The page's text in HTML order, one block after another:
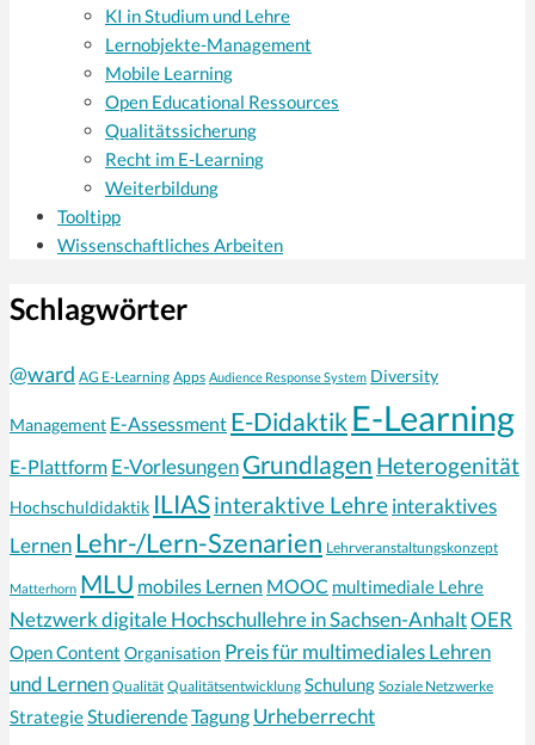
KI in Studium und Lehre
Lernobjekte-Management
Mobile Learning
Open Educational Ressources
Qualitätssicherung
Recht im E-Learning
Weiterbildung
Tooltipp
Wissenschaftliches Arbeiten
Schlagwörter
@ward AG E-Learning Apps Audience Response System Diversity
Management E-Assessment E-Didaktik E-Learning
E-Plattform E-Vorlesungen Grundlagen Heterogenität
Hochschuldidaktik ILIASinteraktive Lehreinteraktives
LernenLehr-/Lern-Szenarien Lehrveranstaltungskonzept
Matterhorn MLU mobiles Lernen MOOC multimediale Lehre
Netzwerk digitale Hochschullehre in Sachsen-AnhaltOER
Open Content Organisation Preis für multimediales Lehren
und Lernen Qualität Qualitätsentwicklung Schulung Soziale Netzwerke
StrategieStudierendeTagung Urheberrecht